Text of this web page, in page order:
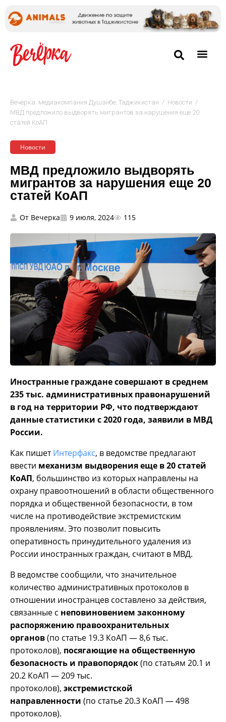
Вечёрка: медиакомпания Душанбе, Таджикистан / Новости /
МВД предложило выдворять мигрантов за нарушения еще 20
статей КоАП
Новости
МВД предложило выдворять
мигрантов за нарушения еще 20
статей КоАП
От Вечерка 9 июля, 2024 115
Иностранные граждане совершают в среднем
235 тыс. административных правонарушений
в год на территории РФ, что подтверждают
данные статистики с 2020 года, заявили в МВД
России.
Как пишетИнтерфакс, в ведомстве предлагают
ввести механизм выдворения еще в 20 статей
КоАП, большинство из которых направлены на
охрану правоотношений в области общественного
порядка и общественной безопасности, в том
числе на противодействие экстремистским
проявлениям. Это позволит повысить
оперативность принудительного удаления из
России иностранных граждан, считают в МВД.
В ведомстве сообщили, что значительное
количество административных протоколов в
отношении иностранцев составлено за действия,
связанные с неповиновением законному
распоряжению правоохранительных
органов(по статье 19.3 КоАП — 8,6 тыс.
протоколов), посягающие на общественную
безопасность и правопорядок(по статьям 20.1 и
20.2 КоАП — 209 тыс.
протоколов), экстремистской
направленности (по статье 20.3 КоАП — 498
протоколов).